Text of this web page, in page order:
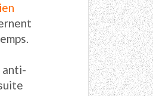
anti-